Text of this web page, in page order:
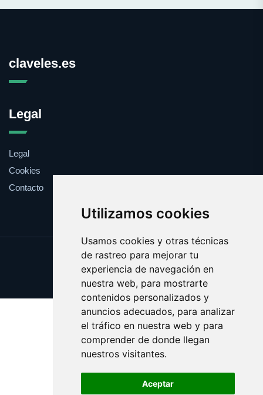
Utilizamos cookies
Usamos cookies y otras técnicas
de rastreo para mejorar tu
experiencia de navegación en
nuestra web, para mostrarte
contenidos personalizados y
anuncios adecuados, para analizar
el tráfico en nuestra web y para
comprender de donde llegan
nuestros visitantes.
Aceptar
claveles.es
Legal
Legal
Cookies
Contacto
Update cookies preferences
Copyright © 2025 claveles.es